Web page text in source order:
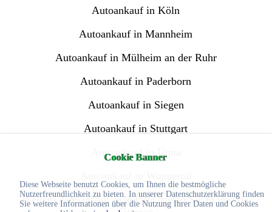
Cookie Banner
Diese Webseite benutzt Cookies, um Ihnen die bestmögliche
Nutzerfreundlichkeit zu bieten. In unserer Datenschutzerklärung finden
Sie weitere Informationen über die Nutzung Ihrer Daten und Cookies
Autoankauf in Köln
Autoankauf in Mannheim
Autoankauf in Mülheim an der Ruhr
Autoankauf in Paderborn
Autoankauf in Siegen
Autoankauf in Stuttgart
Autoankauf in Unna
Weitere Autoankauf Standorte finden Sie in unserer